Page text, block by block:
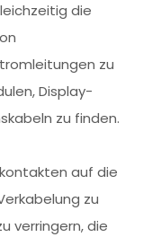
die
zu
Display-
zu finden.
auf die
zu
verringern, die